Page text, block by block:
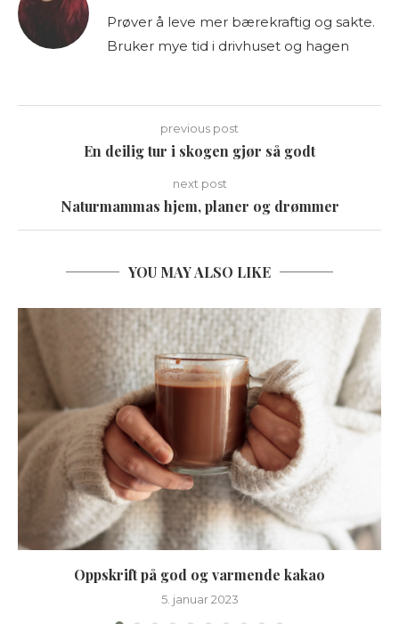
Prøver å leve mer bærekraftig og sakte.
Bruker mye tid i drivhuset og hagen
previous post
En deilig tur i skogen gjør så godt
next post
Naturmammas hjem, planer og drømmer
YOU MAY ALSO LIKE
Oppskrift på god og varmende kakao
5. januar 2023